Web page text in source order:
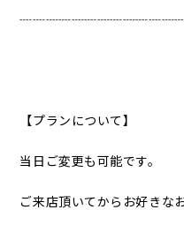
【プランについて】
当日ご変更も可能です。
ご来店頂いてからお好きな